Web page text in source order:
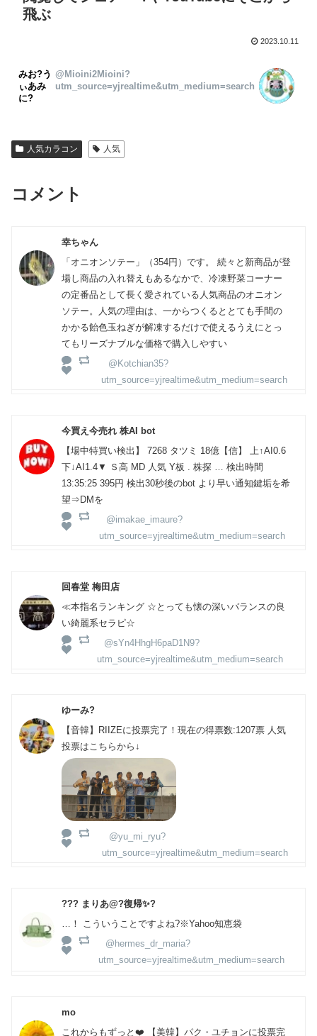
飛ぶ
2023.10.11
みお?う
ぃあみ
に?
@Mioini2Mioini?
utm_source=yjrealtime&utm_medium=search
人気カラコン 人気
コメント
幸ちゃん
「オニオンソテー」（354円）です。 続々と新商品が登
場し商品の入れ替えもあるなかで、冷凍野菜コーナー
の定番品として長く愛されている人気商品のオニオン
ソテー。人気の理由は、一からつくるととても手間の
かかる飴色玉ねぎが解凍するだけで使えるうえにとっ
てもリーズナブルな価格で購入しやすい
@Kotchian35?
utm_source=yjrealtime&utm_medium=search
今買え今売れ 株AI bot
【場中特買い検出】 7268 タツミ 18億【信】 上↑AI0.6
下↓AI1.4▼ Ｓ高 MD 人気 Y板 . 株探 … 検出時間
13:35:25 395円 検出30秒後のbot より早い通知鍵垢を希
望⇒DMを
@imakae_imaure?
utm_source=yjrealtime&utm_medium=search
回春堂 梅田店
≪本指名ランキング ☆とっても懐の深いバランスの良
い綺麗系セラピ☆
@sYn4HhgH6paD1N9?
utm_source=yjrealtime&utm_medium=search
ゆーみ?
【音韓】RIIZEに投票完了！現在の得票数:1207票 人気
投票はこちらから↓
@yu_mi_ryu?
utm_source=yjrealtime&utm_medium=search
??? まりあ@?復帰✨?
…！ こういうことですよね?※Yahoo知恵袋
@hermes_dr_maria?
utm_source=yjrealtime&utm_medium=search
mo
これからもずっと❤️ 【美韓】パク・ユチョンに投票完